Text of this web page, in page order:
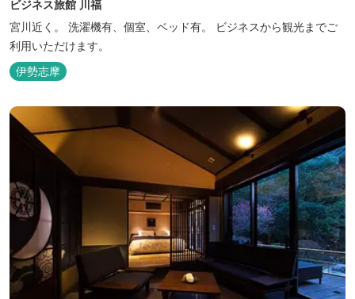
ビジネス旅館 川福
宮川近く。 洗濯機有、個室、ベッド有。 ビジネスから観光までご
利用いただけます。
伊勢志摩